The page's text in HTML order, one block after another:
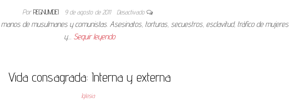
Por REGNUMDEI 9 de agosto de 2011 Desactivado
de musulmanes y comunistas. Asesinatos, torturas, secuestros, esclavitud, tráfico de mujeres
y… Seguir leyendo
Vida consagrada: Interna y externa
Iglesia